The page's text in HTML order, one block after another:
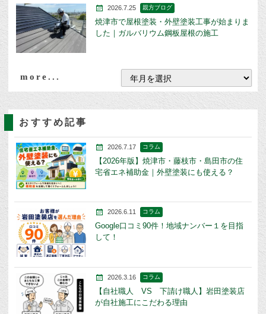
2026.7.25 親方ブログ
焼津市で屋根塗装・外壁塗装工事が始まりま
した｜ガルバリウム鋼板屋根の施工
more...
おすすめ記事
2026.7.17 コラム
【2026年版】焼津市・藤枝市・島田市の住
宅省エネ補助金｜外壁塗装にも使える？
2026.6.11 コラム
Google口コミ90件！地域ナンバー１を目指
して！
2026.3.16 コラム
【自社職人 VS 下請け職人】岩田塗装店
が自社施工にこだわる理由